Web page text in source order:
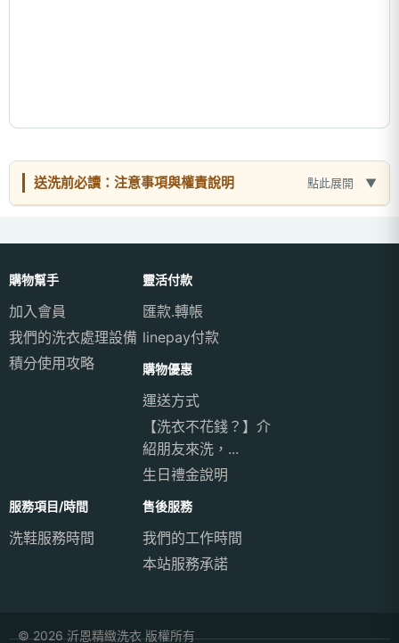
送洗前必讀：注意事項與權責說明 點此展開
購物幫手
加入會員
我們的洗衣處理設備
積分使用攻略
靈活付款
匯款.轉帳
linepay付款
購物優惠
運送方式
【洗衣不花錢？】介
紹朋友來洗，...
生日禮金說明
服務項目/時間
洗鞋服務時間
售後服務
我們的工作時間
本站服務承諾
© 2026 沂恩精緻洗衣 版權所有